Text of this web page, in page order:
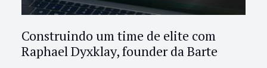
Construindo um time de elite com
Raphael Dyxklay, founder da Barte